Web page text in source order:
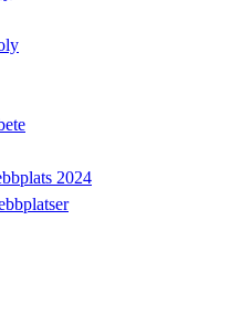
2024